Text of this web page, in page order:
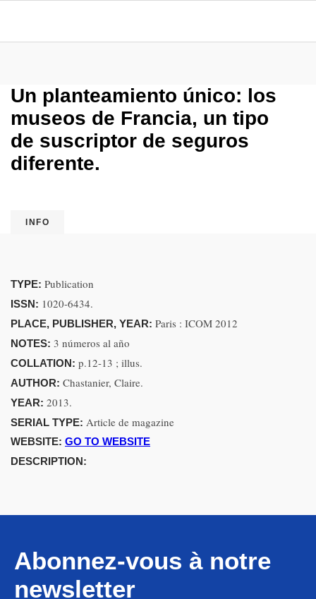
Un planteamiento único: los
museos de Francia, un tipo
de suscriptor de seguros
diferente.
INFO
TYPE: Publication
ISSN: 1020-6434.
PLACE, PUBLISHER, YEAR: Paris : ICOM 2012
NOTES: 3 números al año
COLLATION: p.12-13 ; illus.
AUTHOR: Chastanier, Claire.
YEAR: 2013.
SERIAL TYPE: Article de magazine
WEBSITE: GO TO WEBSITE
DESCRIPTION:
Abonnez-vous à notre
newsletter